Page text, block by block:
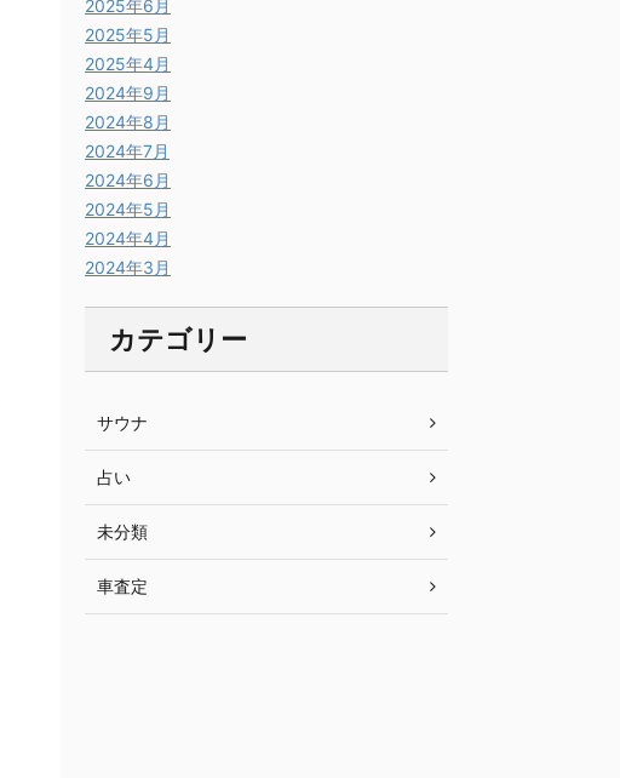
2025年6月
2025年5月
2025年4月
2024年9月
2024年8月
2024年7月
2024年6月
2024年5月
2024年4月
2024年3月
カテゴリー
サウナ
占い
未分類
車査定